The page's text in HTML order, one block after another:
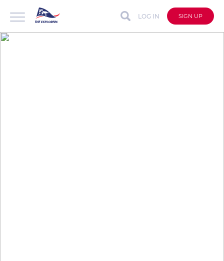
LOG IN SIGN UP